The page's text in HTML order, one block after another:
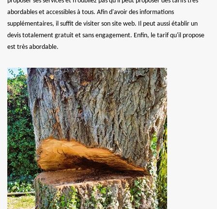
abordables et accessibles à tous. Afin d'avoir des informations
supplémentaires, il suffit de visiter son site web. Il peut aussi établir un
devis totalement gratuit et sans engagement. Enfin, le tarif qu'il propose
est très abordable.